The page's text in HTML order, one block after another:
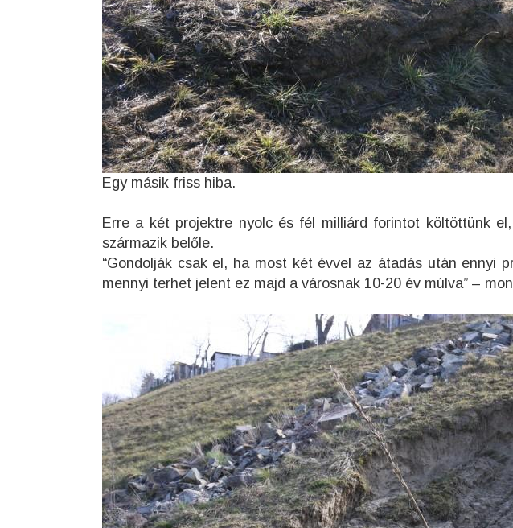
Egy másik friss hiba.
Erre a két projektre nyolc és fél milliárd forintot költöttünk
származik belőle.
“Gondolják csak el, ha most két évvel az átadás után ennyi
mennyi terhet jelent ez majd a városnak 10-20 év múlva” –